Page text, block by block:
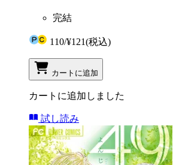
完結
110/¥121(税込)
カートに追加
カートに追加しました
試し読み